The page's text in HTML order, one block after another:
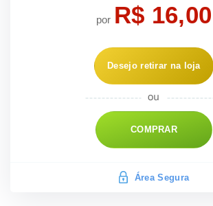
por R$ 16,00
Desejo retirar na loja
COMPRAR
Área Segura